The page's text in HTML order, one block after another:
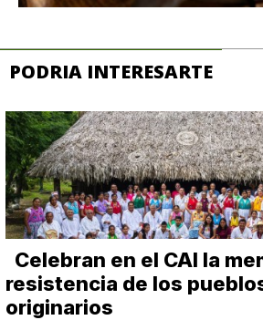
PODRIA INTERESARTE
Celebran en el CAI la
resistencia de los
originarios